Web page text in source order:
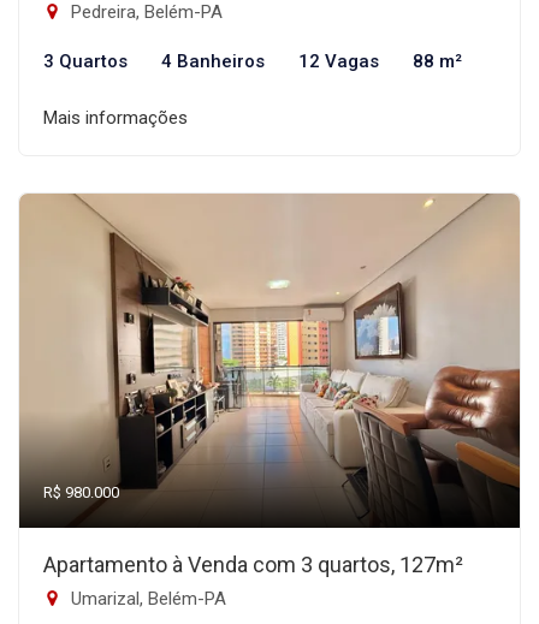
Pedreira, Belém-PA
3 Quartos 4 Banheiros 12 Vagas 88 m²
Mais informações
R$ 980.000
Apartamento à Venda com 3 quartos, 127m²
Umarizal, Belém-PA